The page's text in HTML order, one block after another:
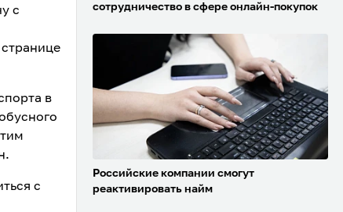
с
в
с
сотрудничество в сфере онлайн-покупок
Российские компании смогут
реактивировать найм